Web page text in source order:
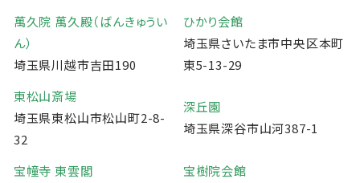
萬久院 萬久殿（ばんきゅうい
ん）
埼玉県川越市吉田190
ひかり会館
埼玉県さいたま市中央区本町
東5-13-29
東松山斎場
埼玉県東松山市松山町2-8-
32
深丘園
埼玉県深谷市山河387-1
宝幢寺 東雲閣
宝樹院会館